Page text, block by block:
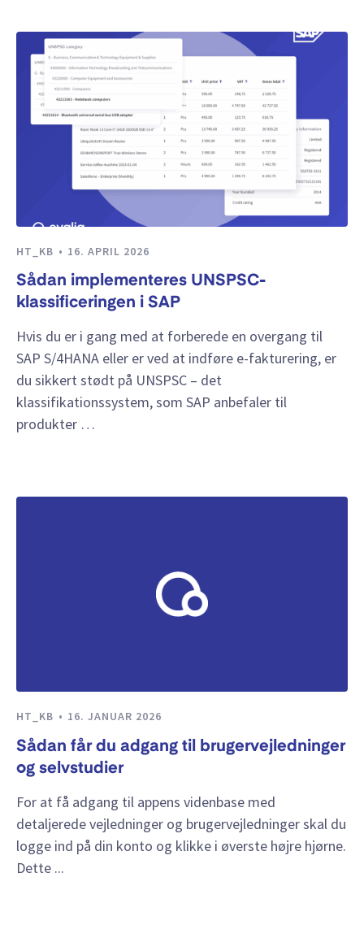
HT_KB 16. APRIL 2026
Sådan implementeres UNSPSC-
klassificeringen i SAP
Hvis du er i gang med at forberede en overgang til
SAP S/4HANA eller er ved at indføre e-fakturering, er
du sikkert stødt på UNSPSC – det
klassifikationssystem, som SAP anbefaler til
produkter …
HT_KB 16. JANUAR 2026
Sådan får du adgang til brugervejledninger
og selvstudier
For at få adgang til appens videnbase med
detaljerede vejledninger og brugervejledninger skal du
logge ind på din konto og klikke i øverste højre hjørne.
Dette ...